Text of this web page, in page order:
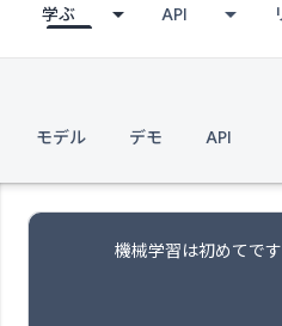
学ぶ API
モデル デモ API
機械学習は初めてで